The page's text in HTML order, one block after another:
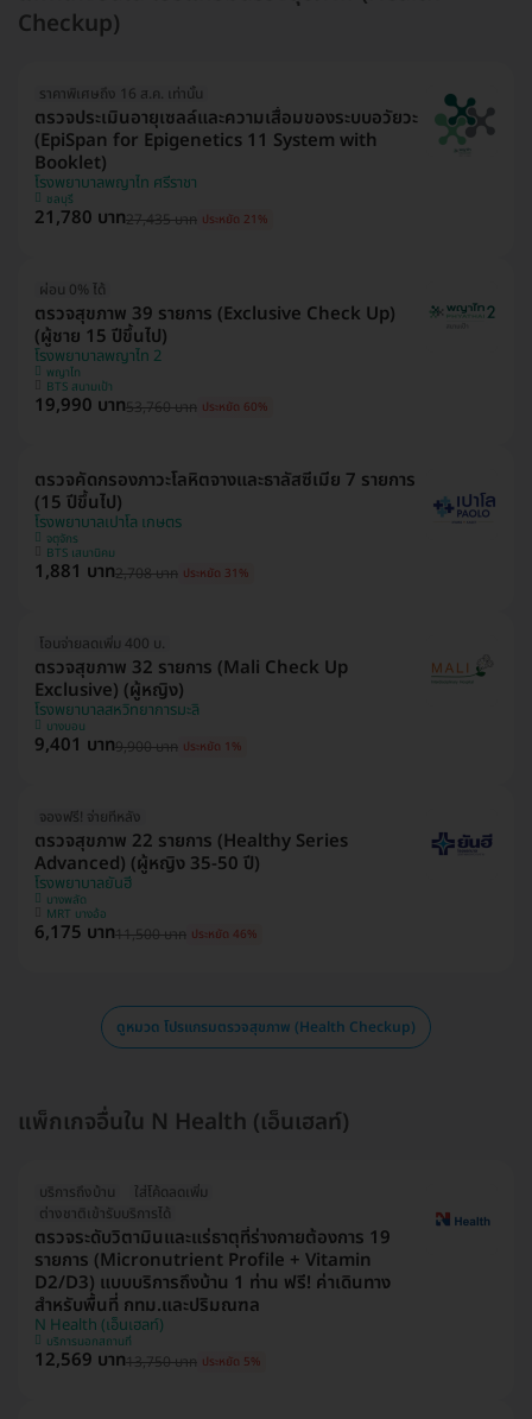
Checkup)
ราคาพิเศษถึง 16 ส.ค. เท่านั้น
ตรวจประเมินอายุเซลล์และความเสื่อมของระบบอวัยวะ
(EpiSpan for Epigenetics 11 System with
Booklet)
โรงพยาบาลพญาไท ศรีราชา
ชลบุรี
21,780 บาท27,435 บาท ประหยัด 21%
ผ่อน 0% ได้
ตรวจสุขภาพ 39 รายการ (Exclusive Check Up)
(ผู้ชาย 15 ปีขึ้นไป)
โรงพยาบาลพญาไท 2
พญาไท
BTS สนามเป้า
19,990 บาท53,760 บาท ประหยัด 60%
ตรวจคัดกรองภาวะโลหิตจางและธาลัสซีเมีย 7 รายการ
(15 ปีขึ้นไป)
โรงพยาบาลเปาโล เกษตร
จตุจักร
BTS เสนานิคม
1,881 บาท2,708 บาท ประหยัด 31%
โอนจ่ายลดเพิ่ม 400 บ.
ตรวจสุขภาพ 32 รายการ (Mali Check Up
Exclusive) (ผู้หญิง)
โรงพยาบาลสหวิทยาการมะลิ
บางบอน
9,401 บาท9,900 บาท ประหยัด 1%
จองฟรี! จ่ายทีหลัง
ตรวจสุขภาพ 22 รายการ (Healthy Series
Advanced) (ผู้หญิง 35-50 ปี)
โรงพยาบาลยันฮี
บางพลัด
MRT บางอ้อ
6,175 บาท11,500 บาท ประหยัด 46%
ดูหมวด โปรแกรมตรวจสุขภาพ (Health Checkup)
แพ็กเกจอื่นใน N Health (เอ็นเฮลท์)
บริการถึงบ้าน
ใส่โค้ดลดเพิ่ม
ต่างชาติเข้ารับบริการได้
ตรวจระดับวิตามินและแร่ธาตุที่ร่างกายต้องการ 19
รายการ (Micronutrient Profile + Vitamin
D2/D3) แบบบริการถึงบ้าน 1 ท่าน ฟรี! ค่าเดินทาง
สำหรับพื้นที่ กทม.และปริมณฑล
N Health (เอ็นเฮลท์)
บริการนอกสถานที่
12,569 บาท13,750 บาท ประหยัด 5%